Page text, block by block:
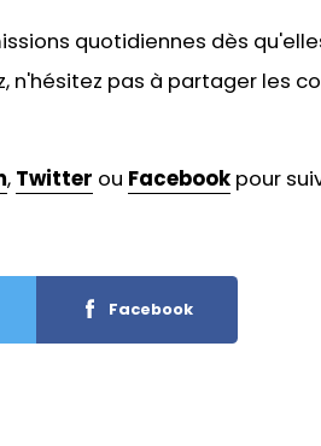
quotidiennes dès
n'hésitez pas à partager les
, Twitter ou Facebookpour
Facebook